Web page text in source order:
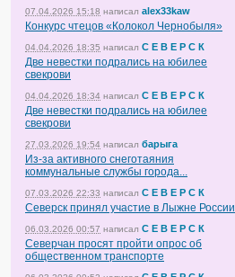
07.04.2026 15:18 написал alex33kaw
Конкурс чтецов «Колокол Чернобыля»
04.04.2026 18:35 написал С Е В Е Р С К
Две невестки подрались на юбилее
свекрови
04.04.2026 18:34 написал С Е В Е Р С К
Две невестки подрались на юбилее
свекрови
27.03.2026 19:54 написал барыга
Из-за активного снеготаяния
коммунальные службы города...
07.03.2026 22:33 написал С Е В Е Р С К
Северск принял участие в Лыжне России
06.03.2026 00:57 написал С Е В Е Р С К
Северчан просят пройти опрос об
общественном транспорте